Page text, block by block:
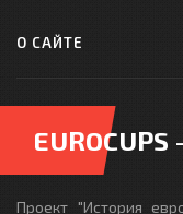
О САЙТЕ
EUROCUPS
Проект "История